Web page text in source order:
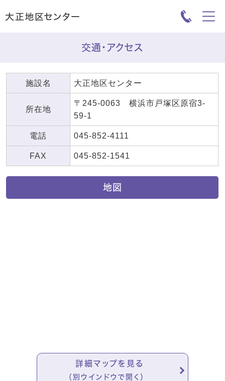
交通・アクセス
施設名 大正地区センター
所在地
〒245-0063 横浜市戸塚区原宿3-
59-1
電話 045-852-4111
FAX 045-852-1541
地図
詳細マップを見る
（別ウインドウで開く）